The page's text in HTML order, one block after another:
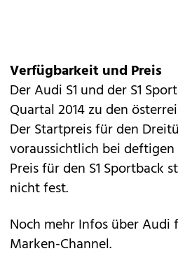
Verfügbarkeit und Preis
Der Audi S1 und der S1
Quartal 2014 zu den
Der Startpreis für den
voraussichtlich bei deftigen
Preis für den S1 Sportback
nicht fest.
Noch mehr Infos über Audi
Marken-Channel.